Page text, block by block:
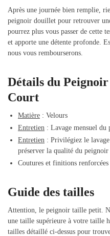
Après une journée bien remplie,
peignoir douillet pour retrouver
pourrez plus vous passer de cette
et apporte une détente profonde.
nous vous rembourserons.
Détails du
Court
Matière : Velours
Entretien : Lavage mensuel du
Entretien : Privilégiez le
préserver la qualité du peignoir
Coutures et finitions
Guide des tailles
Attention, le peignoir taille petit.
une taille supérieure à votre taille
tailles détaillé ci-dessus pour